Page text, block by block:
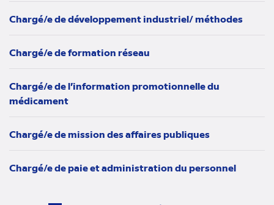
Chargé/e de développement industriel/ méthodes
Chargé/e de formation réseau
Chargé/e de l’information promotionnelle du
médicament
Chargé/e de mission des affaires publiques
Chargé/e de paie et administration du personnel